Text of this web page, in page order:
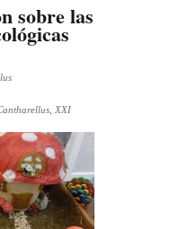
sobre las
, XXI